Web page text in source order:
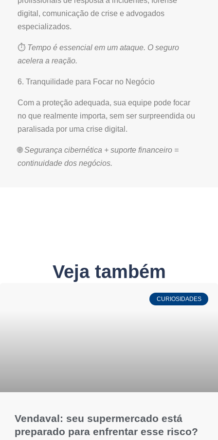
digital, comunicação de crise e advogados
especializados.
⏱️ Tempo é essencial em um ataque. O seguro
acelera a reação.
6. Tranquilidade para Focar no Negócio
Com a proteção adequada, sua equipe pode focar
no que realmente importa, sem ser surpreendida ou
paralisada por uma crise digital.
🌐Segurança cibernética + suporte financeiro =
continuidade dos negócios.
Veja também
CURIOSIDADES
Vendaval: seu supermercado está
preparado para enfrentar esse risco?